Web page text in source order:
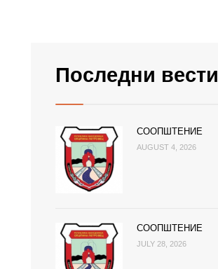
Последни вести
СООПШТЕНИЕ
AUGUST 4, 2026
СООПШТЕНИЕ
JULY 28, 2026